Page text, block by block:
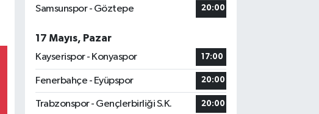
Samsunspor - Göztepe 20:00
17 Mayıs, Pazar
Kayserispor - Konyaspor
17:00
Fenerbahçe - Eyüpspor 20:00
Trabzonspor - Gençlerbirliği S.K. 20:00